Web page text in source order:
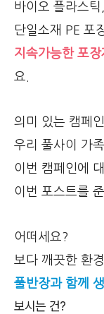
바이오 플라스틱
단일소재 PE 포
지속가능한 포
요.
의미 있는 캠페
우리 풀사이 가
이번 캠페인에
이번 포스트를
어떠세요?
보다 깨끗한 환
풀반장과 함께
보시는 건?